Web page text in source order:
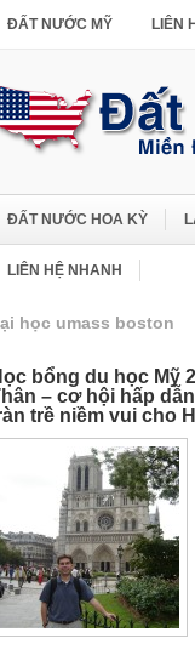
ĐẤT NƯỚC MỸ LIÊN
ĐẤT NƯỚC HOA KỲ
LIÊN HỆ NHANH
học umass boston
bổng du học Mỹ
– cơ hội hấp
trề niềm vui cho